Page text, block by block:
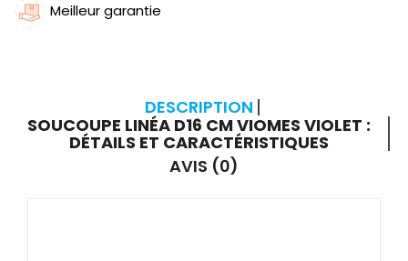
Meilleur garantie
DESCRIPTION
SOUCOUPE LINÉA D16 CM VIOMES VIOLET :
DÉTAILS ET CARACTÉRISTIQUES
AVIS (0)